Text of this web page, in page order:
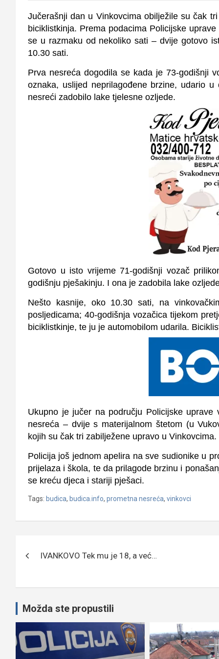
Jučerašnji dan u Vinkovcima obilježile su čak
biciklistkinja. Prema podacima Policijske
se u razmaku od nekoliko sati – dvije gotovo
10.30 sati.
Prva nesreća dogodila se kada je 73-godišnji
oznaka, uslijed neprilagođene brzine, udario u
nesreći zadobilo lake tjelesne ozljede.
Gotovo u isto vrijeme 71-godišnji vozač
godišnju pješakinju. I ona je zadobila lake
Nešto kasnije, oko 10.30 sati, na
posljedicama; 40-godišnja vozačicatijekom
biciklistkinje, te ju je automobilom udarila.
Ukupno je jučer na području Policijske uprave
nesreća – dvije s materijalnom štetom (u
kojih su čak tri zabilježene upravo u Vinkovcima.
Policija još jednom apelira na sve sudionike u
prijelaza i škola, te da prilagode brzinu i
se kreću djeca i stariji pješaci.
Tags: budica, budica.info, prometna nesreća, vinkovci
IVANKOVO Tek mu je 18, a već…
Možda ste propustili